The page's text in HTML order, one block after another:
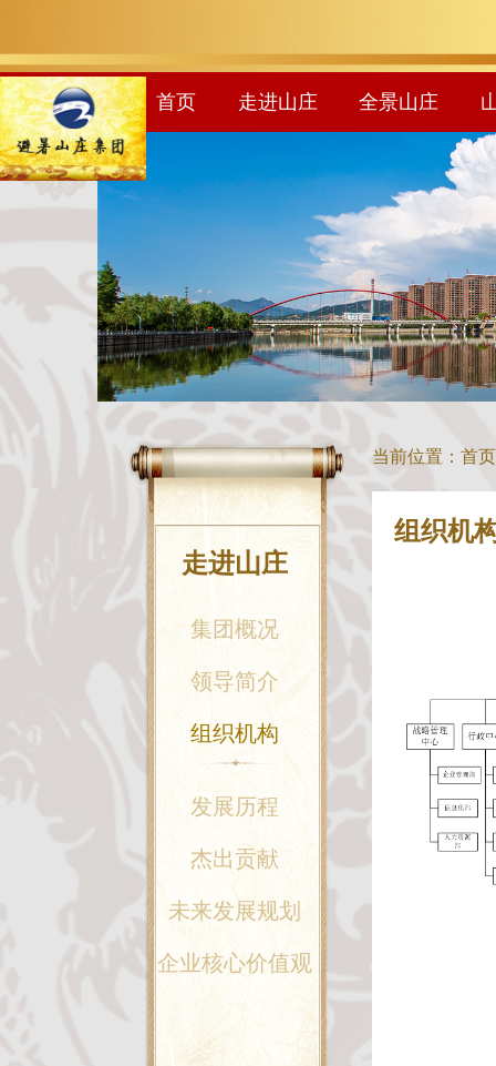
首页 走进山庄 全景山庄
走进山庄
集团概况
领导简介
组织机构
发展历程
杰出贡献
未来发展规划
企业核心价值观
当前位置：首页
组织机